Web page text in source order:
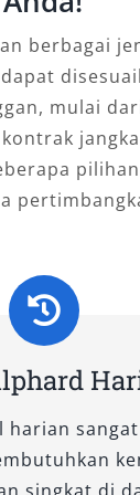
2.5
pilihan
hemat
hitam
kesan
atau
pendingin
berbagai
mulai
harian